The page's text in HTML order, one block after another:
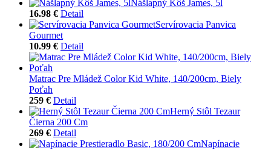
Nášlapný Kôš James, 5l
16.98 € Detail
Servírovacia Panvica
Gourmet
10.99 € Detail
Matrac Pre Mládež Color Kid White, 140/200cm, Biely
Poťah
259 € Detail
Herný Stôl Tezaur
Čierna 200 Cm
269 € Detail
Napínacie